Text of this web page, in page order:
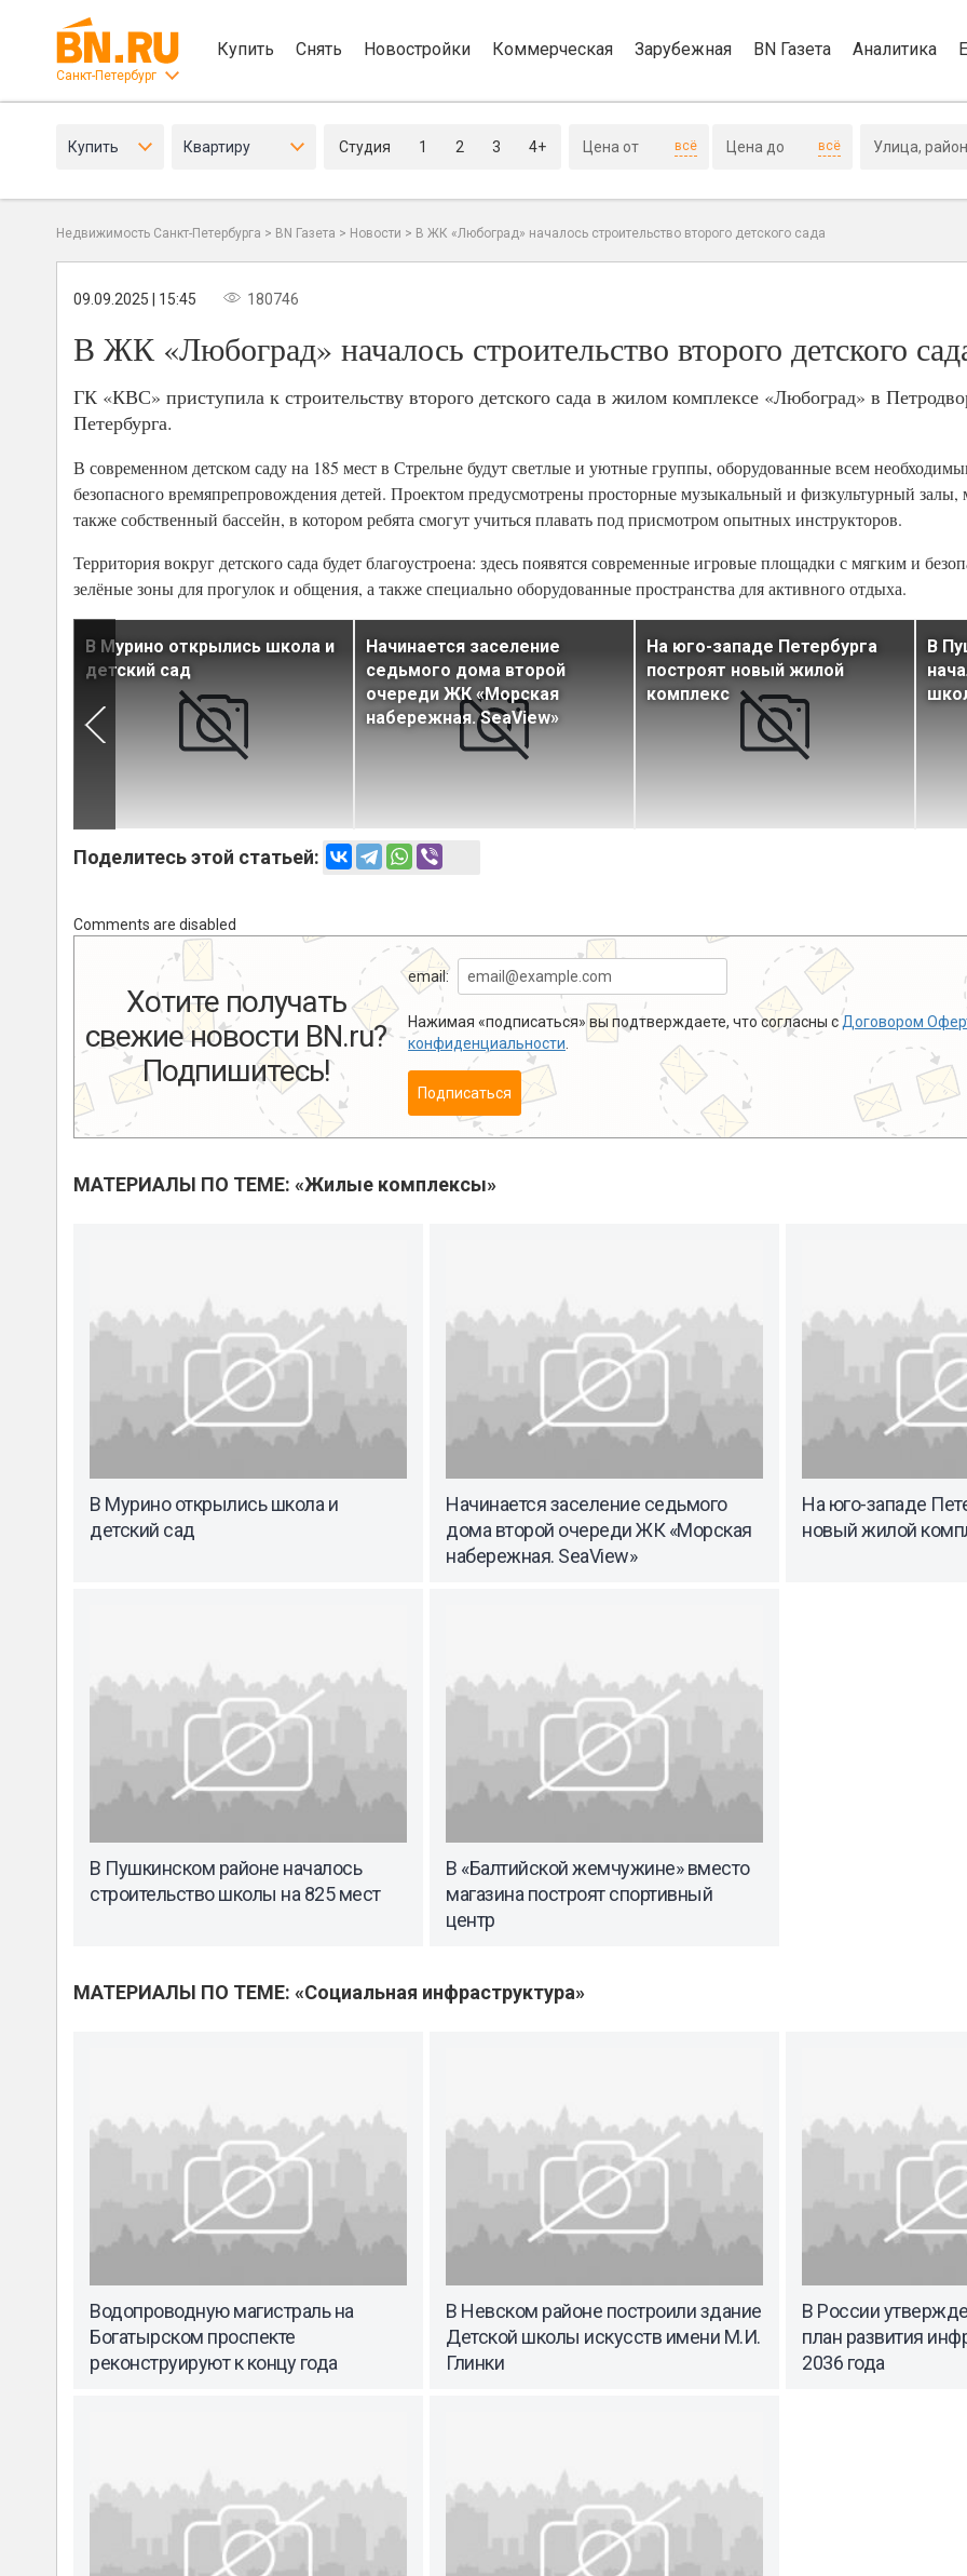
Санкт-Петербург
Купить Снять Новостройки Коммерческая Зарубежная BN Газета Аналитика
Купить Квартиру Студия 1 2 3 4+ всё всё
Недвижимость Санкт-Петербурга > BN Газета > Новости > В ЖК «Любоград» началось строительство второго детского сада
09.09.2025 | 15:45 180746
В ЖК «Любоград» началось строительство второго детского
ГК «КВС» приступила к строительству второго детского сада в жилом комплексе «Любоград» в
Петербурга.
В современном детском саду на 185 мест в Стрельне будут светлые и уютные группы, оборудованные всем
безопасного времяпрепровождения детей. Проектом предусмотрены просторные музыкальный и физкультурный залы,
также собственный бассейн, в котором ребята смогут учиться плавать под присмотром опытных инструкторов.
Территория вокруг детского сада будет благоустроена: здесь появятся современные игровые площадки с мягким и
зелёные зоны для прогулок и общения, а также специально оборудованные пространства для активного отдыха.
В Мурино открылись школа и
детский сад
Начинается заселение
седьмого дома второй
очереди ЖК «Морская
набережная. SeaView»
На юго-западе Петербурга
построят новый жилой
комплекс
В
Поделитесь этой статьей:
Comments are disabled
Хотите получать
свежие новости BN.ru?
Подпишитесь!
email:
Нажимая «подписаться» вы подтверждаете, что согласны с Договором
конфиденциальности
Подписаться
МАТЕРИАЛЫ ПО ТЕМЕ: «Жилые комплексы»
В Мурино открылись школа и
детский сад
Начинается заселение седьмого
дома второй очереди ЖК «Морская
набережная. SeaView»
На юго-западе
новый жилой
В Пушкинском районе началось
строительство школы на 825 мест
В «Балтийской жемчужине» вместо
магазина построят спортивный
центр
МАТЕРИАЛЫ ПО ТЕМЕ: «Социальная инфраструктура»
Водопроводную магистраль на
Богатырском проспекте
реконструируют к концу года
В Невском районе построили здание
Детской школы искусств имени М.И.
Глинки
В России
план развития
2036 года